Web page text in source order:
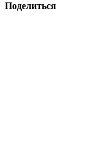
Поделиться